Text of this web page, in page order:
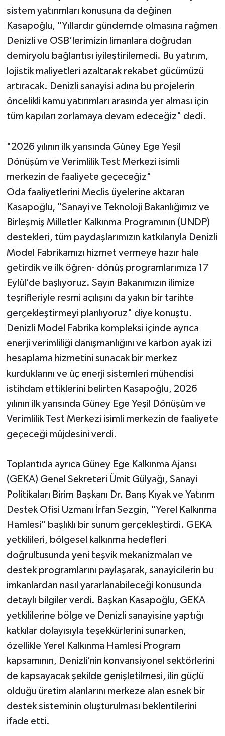
sistem yatırımları konusuna da değinen
Kasapoğlu, "Yıllardır gündemde olmasına rağmen
Denizli ve OSB’lerimizin limanlara doğrudan
demiryolu bağlantısı iyileştirilemedi. Bu yatırım,
lojistik maliyetleri azaltarak rekabet gücümüzü
artıracak. Denizli sanayisi adına bu projelerin
öncelikli kamu yatırımları arasında yer alması için
tüm kapıları zorlamaya devam edeceğiz" dedi.
"2026 yılının ilk yarısında Güney Ege Yeşil
Dönüşüm ve Verimlilik Test Merkezi isimli
merkezin de faaliyete geçeceğiz"
Oda faaliyetlerini Meclis üyelerine aktaran
Kasapoğlu, "Sanayi ve Teknoloji Bakanlığımız ve
Birleşmiş Milletler Kalkınma Programının (UNDP)
destekleri, tüm paydaşlarımızın katkılarıyla Denizli
Model Fabrikamızı hizmet vermeye hazır hale
getirdik ve ilk öğren- dönüş programlarımıza 17
Eylül’de başlıyoruz. Sayın Bakanımızın ilimize
teşrifleriyle resmi açılışını da yakın bir tarihte
gerçekleştirmeyi planlıyoruz" diye konuştu.
Denizli Model Fabrika kompleksi içinde ayrıca
enerji verimliliği danışmanlığını ve karbon ayak izi
hesaplama hizmetini sunacak bir merkez
kurduklarını ve üç enerji sistemleri mühendisi
istihdam ettiklerini belirten Kasapoğlu, 2026
yılının ilk yarısında Güney Ege Yeşil Dönüşüm ve
Verimlilik Test Merkezi isimli merkezin de faaliyete
geçeceği müjdesini verdi.
Toplantıda ayrıca Güney Ege Kalkınma Ajansı
(GEKA) Genel Sekreteri Ümit Gülyağı, Sanayi
Politikaları Birim Başkanı Dr. Barış Kıyak ve Yatırım
Destek Ofisi Uzmanı İrfan Sezgin, "Yerel Kalkınma
Hamlesi" başlıklı bir sunum gerçekleştirdi. GEKA
yetkilileri, bölgesel kalkınma hedefleri
doğrultusunda yeni teşvik mekanizmaları ve
destek programlarını paylaşarak, sanayicilerin bu
imkanlardan nasıl yararlanabileceği konusunda
detaylı bilgiler verdi. Başkan Kasapoğlu, GEKA
yetkililerine bölge ve Denizli sanayisine yaptığı
katkılar dolayısıyla teşekkürlerini sunarken,
özellikle Yerel Kalkınma Hamlesi Program
kapsamının, Denizli’nin konvansiyonel sektörlerini
de kapsayacak şekilde genişletilmesi, ilin güçlü
olduğu üretim alanlarını merkeze alan esnek bir
destek sisteminin oluşturulması beklentilerini
ifade etti.